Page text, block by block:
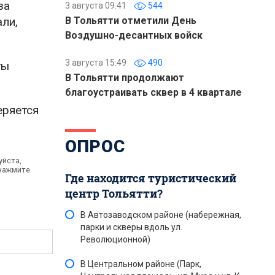
3 августа 09:41 544
В Тольятти отметили День
Воздушно-десантных войск
3 августа 15:49 490
В Тольятти продолжают
благоустраивать сквер в 4 квартале
ОПРОС
Где находится туристический
центр Тольятти?
В Автозаводском районе (набережная,
парки и скверы вдоль ул.
Революционной)
В Центральном районе (Парк,